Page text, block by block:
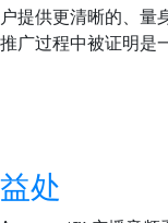
户提供更清晰的、量
推广过程中被证明是
益处